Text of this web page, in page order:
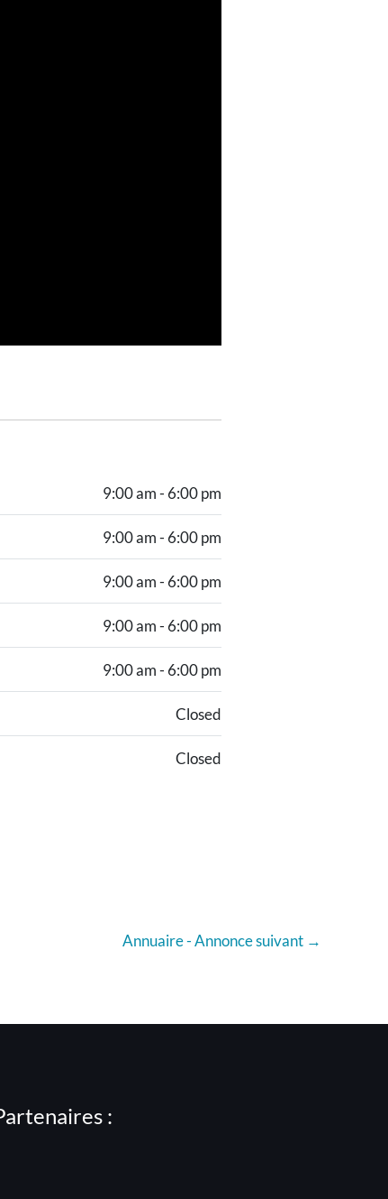
9:00 am - 6:00 pm
9:00 am - 6:00 pm
9:00 am - 6:00 pm
9:00 am - 6:00 pm
9:00 am - 6:00 pm
Closed
Closed
Annuaire - Annonce suivant →
: